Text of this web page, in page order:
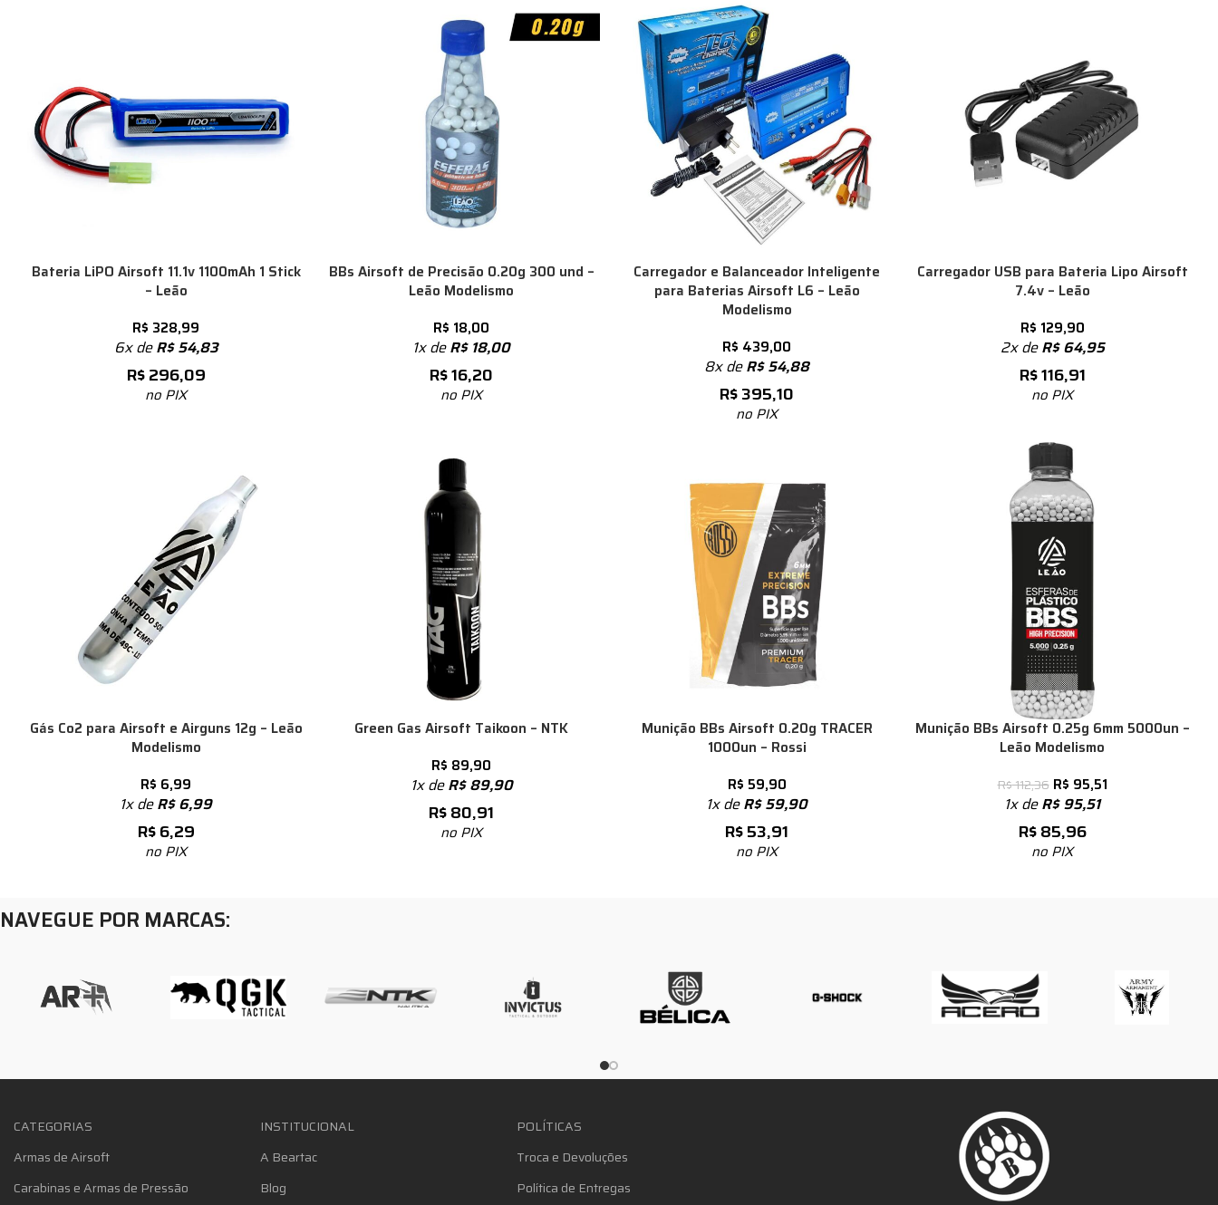
Bateria LiPO Airsoft 11.1v 1100mAh 1 Stick
– Leão
R$ 328,99
6x deR$54,83
R$296,09
no PIX
BBs Airsoft de Precisão 0.20g 300 und –
Leão Modelismo
R$ 18,00
1x deR$18,00
R$16,20
no PIX
Carregador e Balanceador Inteligente
para Baterias Airsoft L6 – Leão
Modelismo
R$ 439,00
8x deR$54,88
R$395,10
no PIX
Carregador USB para Bateria Lipo Airsoft
7.4v – Leão
R$ 129,90
2x deR$64,95
R$116,91
no PIX
Gás Co2 para Airsoft e Airguns 12g – Leão
Modelismo
R$ 6,99
1x deR$6,99
R$6,29
no PIX
Green Gas Airsoft Taikoon – NTK
R$ 89,90
1x deR$89,90
R$80,91
no PIX
Munição BBs Airsoft 0.20g TRACER
1000un – Rossi
R$ 59,90
1x deR$59,90
R$53,91
no PIX
Munição BBs Airsoft 0.25g 6mm 5000un –
Leão Modelismo
R$112,36 R$ 95,51
1x deR$95,51
R$85,96
no PIX
NAVEGUE POR MARCAS:
CATEGORIAS
Armas de Airsoft
Carabinas e Armas de Pressão
INSTITUCIONAL
A Beartac
Blog
POLÍTICAS
Troca e Devoluções
Política de Entregas